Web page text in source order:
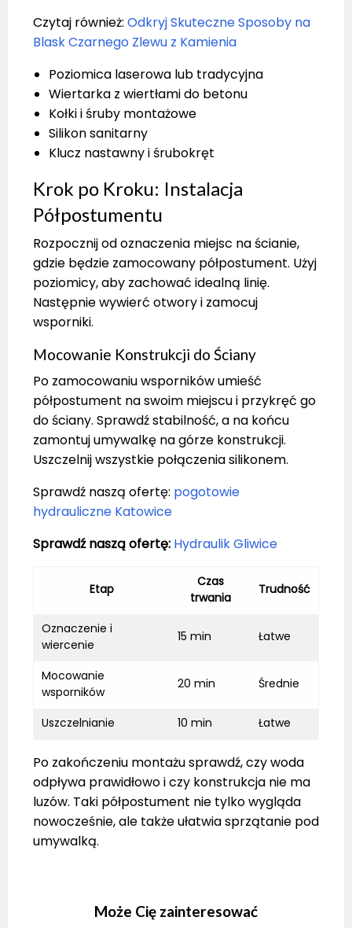
Czytaj również: Odkryj Skuteczne Sposoby na
Blask Czarnego Zlewu z Kamienia
Poziomica laserowa lub tradycyjna
Wiertarka z wiertłami do betonu
Kołki i śruby montażowe
Silikon sanitarny
Klucz nastawny i śrubokręt
Krok po Kroku: Instalacja
Półpostumentu
Rozpocznij od oznaczenia miejsc na ścianie,
gdzie będzie zamocowany półpostument. Użyj
poziomicy, aby zachować idealną linię.
Następnie wywierć otwory i zamocuj
wsporniki.
Mocowanie Konstrukcji do Ściany
Po zamocowaniu wsporników umieść
półpostument na swoim miejscu i przykręć go
do ściany. Sprawdź stabilność, a na końcu
zamontuj umywalkę na górze konstrukcji.
Uszczelnij wszystkie połączenia silikonem.
Sprawdź naszą ofertę: pogotowie
hydrauliczne Katowice
Sprawdź naszą ofertę: Hydraulik Gliwice
Etap
Czas
trwania
Trudność
Oznaczenie i
wiercenie
15 min Łatwe
Mocowanie
wsporników
20 min Średnie
Uszczelnianie 10 min Łatwe
Po zakończeniu montażu sprawdź, czy woda
odpływa prawidłowo i czy konstrukcja nie ma
luzów. Taki półpostument nie tylko wygląda
nowocześnie, ale także ułatwia sprzątanie pod
umywalką.
Może Cię zainteresować